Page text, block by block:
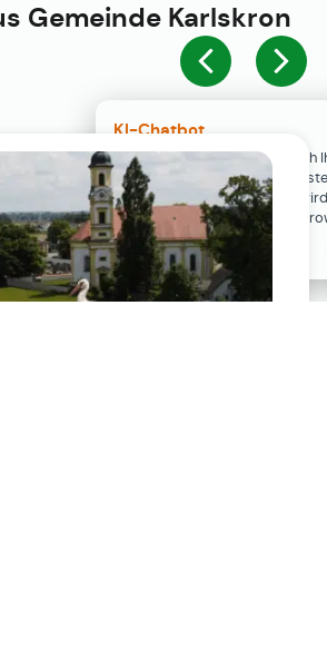
KI-Chatbot
Der KI-Chatbot steht erst nach
Einwilligung in den Cookie-
Verfügung. Der Chat-Verlauf
ausschließlich lokal in Ihrem
gespeichert.
Gemeinde Karlskron